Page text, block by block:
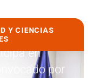
Y CIENCIAS
en
por